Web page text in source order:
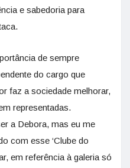
e sabedoria para
de sempre
do cargo que
faz a sociedade melhorar,
representadas.
a Debora, mas eu me
com esse ‘Clube do
em referência à galeria só